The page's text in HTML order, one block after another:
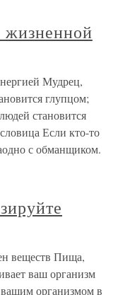
жизненной
Мудрец,
глупцом;
становится
Если кто-то
с обманщиком.
веществ Пища,
ваш организм
организмом в